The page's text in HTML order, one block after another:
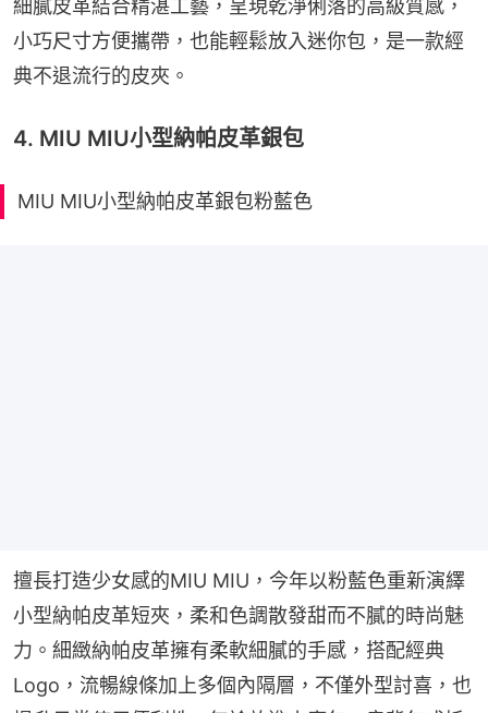
細膩皮革結合精湛工藝，呈現乾淨俐落的高級質感，
小巧尺寸方便攜帶，也能輕鬆放入迷你包，是一款經
典不退流行的皮夾。
4. MIU MIU小型納帕皮革銀包
MIU MIU小型納帕皮革銀包粉藍色
擅長打造少女感的MIU MIU，今年以粉藍色重新演繹
小型納帕皮革短夾，柔和色調散發甜而不膩的時尚魅
力。細緻納帕皮革擁有柔軟細膩的手感，搭配經典
Logo，流暢線條加上多個內隔層，不僅外型討喜，也